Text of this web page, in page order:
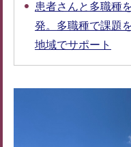
患者さんと多職種
発。多職種で課題
地域でサポート